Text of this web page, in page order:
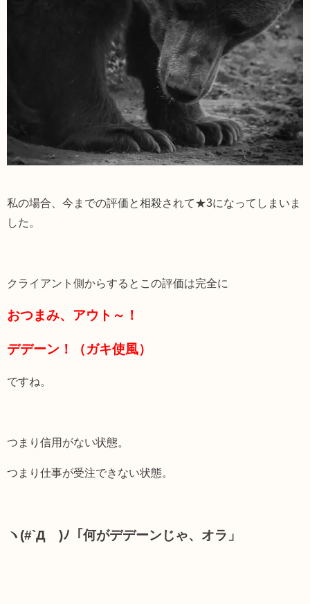
私の場合、今までの評価と相殺されて★3になってしまいま
した。
クライアント側からするとこの評価は完全に
おつまみ、アウト～！
デデーン！（ガキ使風）
ですね。
つまり信用がない状態。
つまり仕事が受注できない状態。
ヽ(#`Д´)ﾉ「何がデデーンじゃ、オラ」